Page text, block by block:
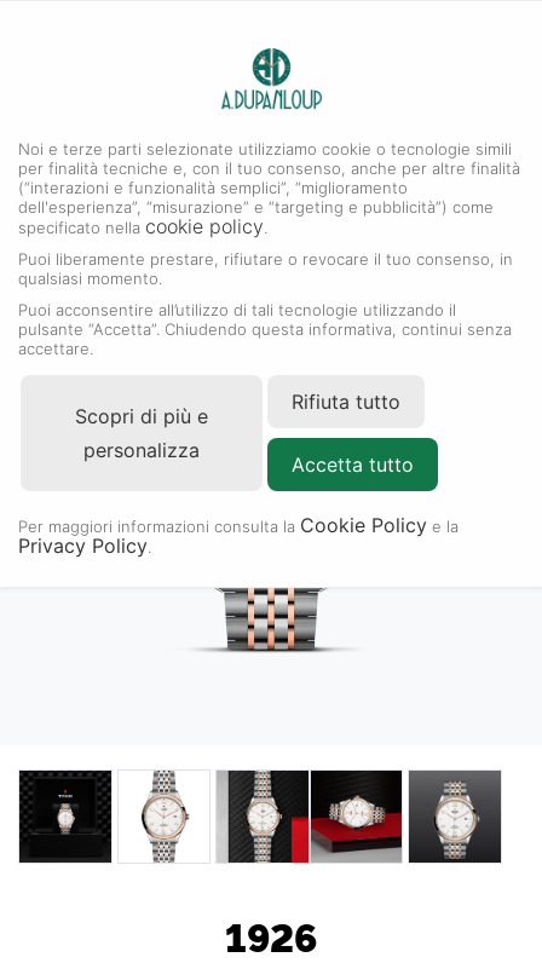
1926
Noi e terze parti selezionate utilizziamo cookie o tecnologie simili
per finalità tecniche e, con il tuo consenso, anche per altre finalità
(“interazioni e funzionalità semplici”, “miglioramento
dell'esperienza”, “misurazione” e “targeting e pubblicità”) come
specificato nella cookie policy
Puoi liberamente prestare, rifiutare o revocare il tuo consenso, in
qualsiasi momento.
Puoi acconsentire all’utilizzo di tali tecnologie utilizzando il
pulsante “Accetta”. Chiudendo questa informativa, continui senza
accettare.
Scopri di più e
personalizza
Rifiuta tutto
Accetta tutto
Per maggiori informazioni consulta la Cookie Policy e la
Privacy Policy